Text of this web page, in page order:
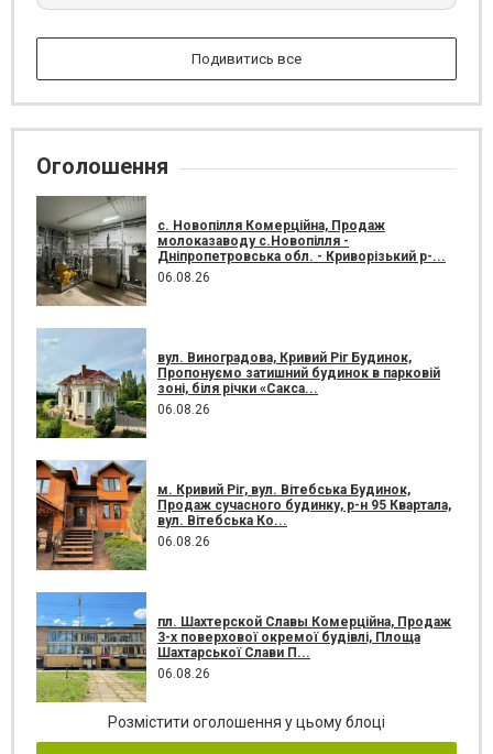
Подивитись все
Оголошення
с. Новопілля Комерційна, Продаж
молоказаводу с.Новопілля -
Дніпропетровська обл. - Криворізький р-...
06.08.26
вул. Виноградова, Кривий Ріг Будинок,
Пропонуємо затишний будинок в парковій
зоні, біля річки «Сакса...
06.08.26
м. Кривий Ріг, вул. Вітебська Будинок,
Продаж сучасного будинку, р-н 95 Квартала,
вул. Вітебська Ко...
06.08.26
пл. Шахтерской Славы Комерційна, Продаж
3-х поверхової окремої будівлі, Площа
Шахтарської Слави П...
06.08.26
Розмістити оголошення у цьому блоці